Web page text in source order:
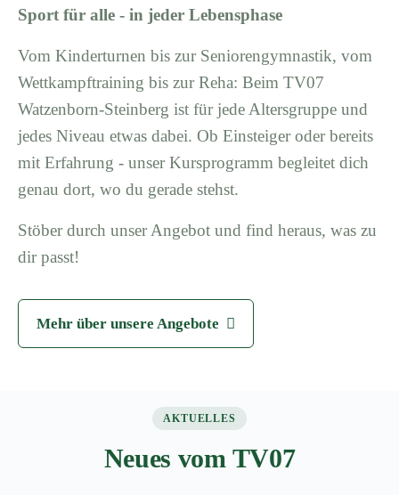
Sport für alle - in jeder Lebensphase
Vom Kinderturnen bis zur Seniorengymnastik, vom
Wettkampftraining bis zur Reha: Beim TV07
Watzenborn-Steinberg ist für jede Altersgruppe und
jedes Niveau etwas dabei. Ob Einsteiger oder bereits
mit Erfahrung - unser Kursprogramm begleitet dich
genau dort, wo du gerade stehst.
Stöber durch unser Angebot und find heraus, was zu
dir passt!
Mehr über unsere Angebote
AKTUELLES
Neues vom TV07